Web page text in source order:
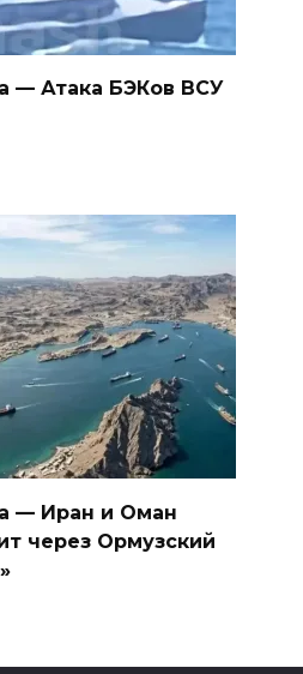
— Атака БЭКов ВСУ
— Иран и Оман
через Ормузский